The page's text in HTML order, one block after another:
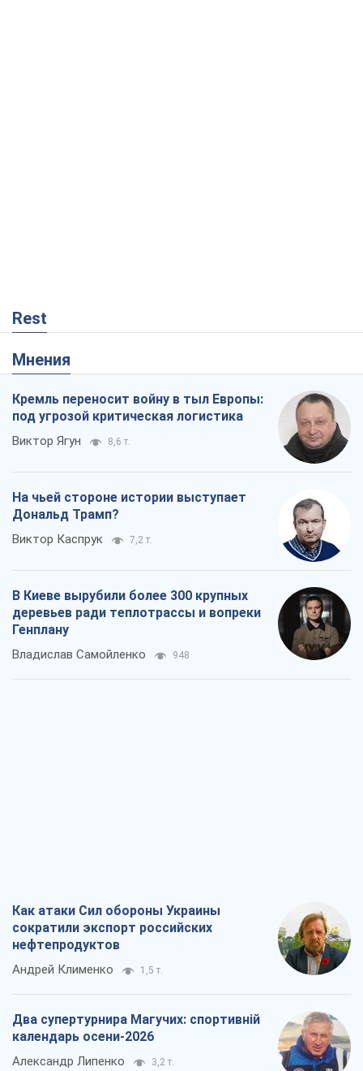
Rest
Мнения
Кремль переносит войну в тыл Европы:
под угрозой критическая логистика
Виктор Ягун 8,6 т.
На чьей стороне истории выступает
Дональд Трамп?
Виктор Каспрук 7,2 т.
В Киеве вырубили более 300 крупных
деревьев ради теплотрассы и вопреки
Генплану
Владислав Самойленко 948
Как атаки Сил обороны Украины
сократили экспорт российских
нефтепродуктов
Андрей Клименко 1,5 т.
Два супертурнира Магучих: спортивній
календарь осени-2026
Александр Липенко 3,2 т.